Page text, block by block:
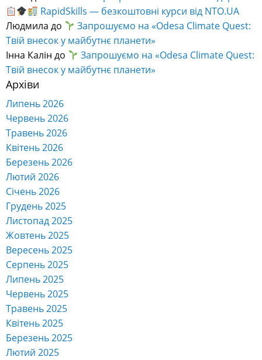
RapidSkills — безкоштовні курси від NTO.UA
Людмила до
Запрошуємо на «Odesa Climate Quest:
Твій внесок у майбутнє планети»
Інна Калін до
Запрошуємо на «Odesa Climate Quest:
Твій внесок у майбутнє планети»
Архіви
Липень 2026
Червень 2026
Травень 2026
Квітень 2026
Березень 2026
Лютий 2026
Січень 2026
Грудень 2025
Листопад 2025
Жовтень 2025
Вересень 2025
Серпень 2025
Липень 2025
Червень 2025
Травень 2025
Квітень 2025
Березень 2025
Лютий 2025